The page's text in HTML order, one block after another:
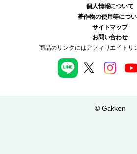
個人情報について
著作物の使用等につ
サイトマップ
お問い合わせ
商品のリンクにはアフィリエイトリ
© Gakken